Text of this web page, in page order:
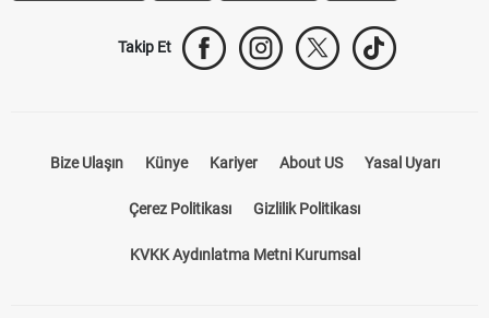
Takip Et
Bize Ulaşın Künye Kariyer About US Yasal Uyarı
Çerez Politikası Gizlilik Politikası
KVKK Aydınlatma Metni Kurumsal